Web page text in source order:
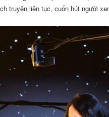
truyện liên tục, cuốn hút người